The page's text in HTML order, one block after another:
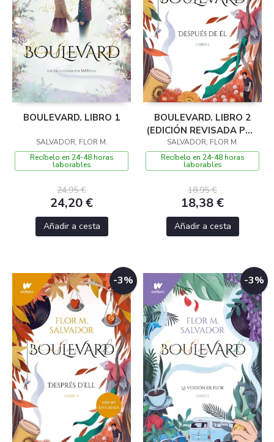
BOULEVARD. LIBRO 1
SALVADOR, FLOR M.
Recíbelo en 24-48 horas
laborables
24,95 €
24,20 €
Añadir a cesta
BOULEVARD. LIBRO 2
(EDICIÓN REVISADA POR
LA AUTORA)
SALVADOR, FLOR M.
Recíbelo en 24-48 horas
laborables
18,95 €
18,38 €
Añadir a cesta
-3% -3%